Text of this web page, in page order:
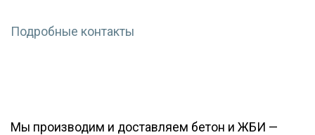
Подробные контакты
Мы производим и доставляем бетон и ЖБИ —